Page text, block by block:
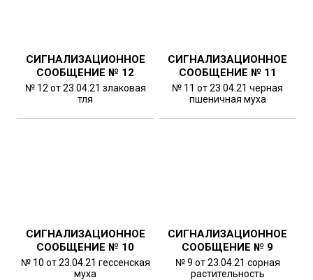
СИГНАЛИЗАЦИОННОЕ
СООБЩЕНИЕ № 12
№ 12 от 23.04.21 злаковая
тля
СИГНАЛИЗАЦИОННОЕ
СООБЩЕНИЕ № 11
№ 11 от 23.04.21 черная
пшеничная муха
СИГНАЛИЗАЦИОННОЕ
СООБЩЕНИЕ № 10
№ 10 от 23.04.21 гессенская
муха
СИГНАЛИЗАЦИОННОЕ
СООБЩЕНИЕ № 9
№ 9 от 23.04.21 сорная
растительность